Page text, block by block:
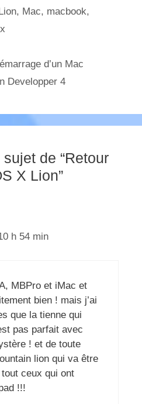
, Mac, macbook,
x
d’un Mac
Developper 4
de “Retour
X Lion”
h 54 min
MBPro et iMac et
bien ! mais j’ai
que la tienne qui
pas parfait avec
! et de toute
lion qui va être
ceux qui ont
!!!